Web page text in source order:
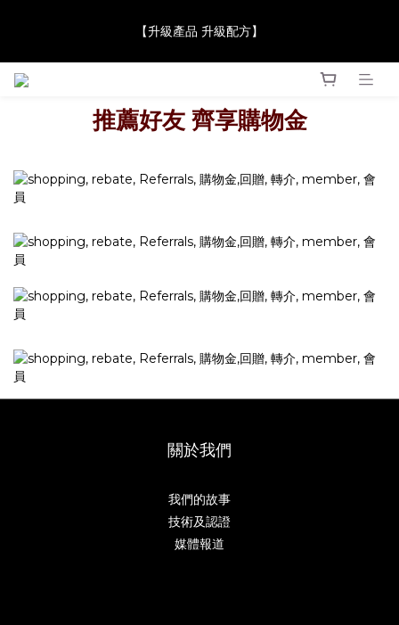
Award 勇奪金獎】
【升級產品 升級配方】
【JaneClare 康膚薈在iida Award Milan 2024 Professional
Award 勇奪金獎】
推薦好友 齊享購物金
關於我們
我們的故事
技術及認證
媒體報道